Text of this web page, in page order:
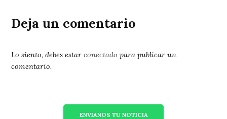
Deja un comentario
Lo siento, debes estarconectado para publicar un
comentario.
ENVIANOS TU NOTICIA